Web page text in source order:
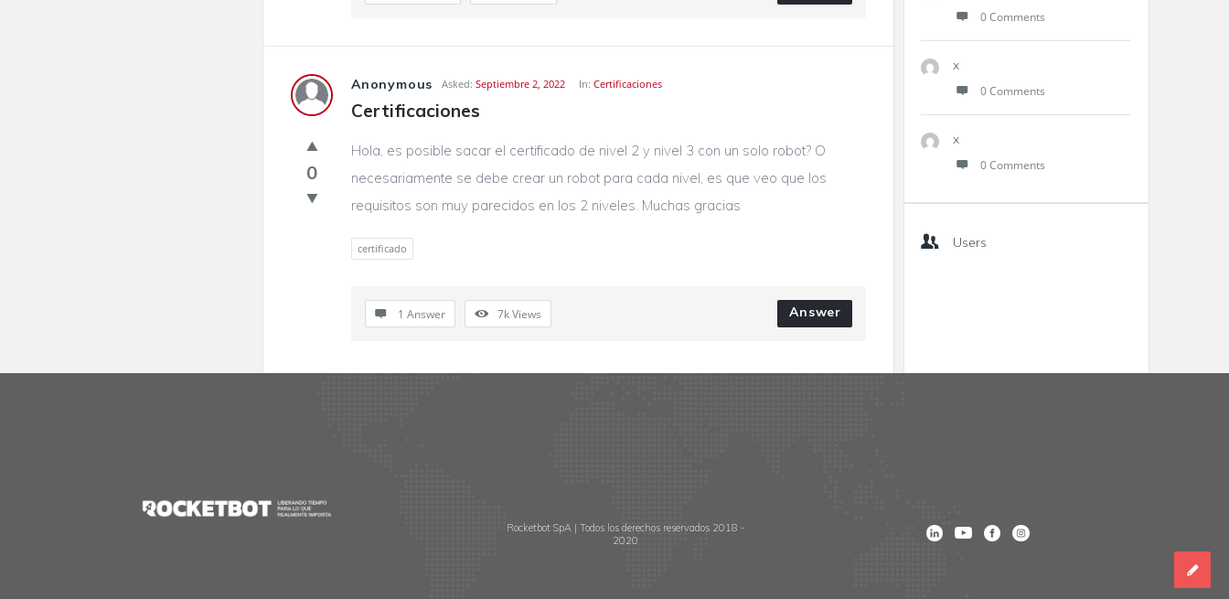
Anonymous Asked: Septiembre 2, 2022 In:Certificaciones
Certificaciones
0
Hola, es posible sacar el certificado de nivel 2 y nivel 3 con un solo robot? O
necesariamente se debe crear un robot para cada nivel, es que veo que los
requisitos son muy parecidos en los 2 niveles. Muchas gracias
certificado
1 Answer 7kViews Answer
0 Comments
x
0 Comments
x
0 Comments
Users
Footer
Rocketbot SpA | Todos los derechos reservados 2018 -
2020